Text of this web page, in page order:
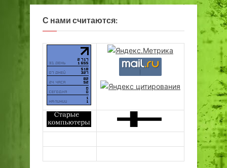
С нами считаются: